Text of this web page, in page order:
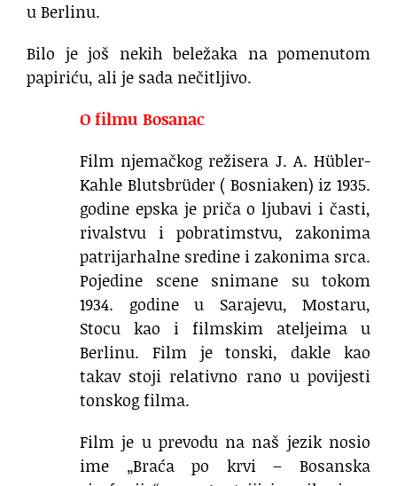
u Berlinu.
Bilo je još nekih beležaka na pomenutom
papiriću, ali je sada nečitljivo.
O filmu Bosanac
Film njemačkog režisera J. A. Hübler-
Kahle Blutsbrüder ( Bosniaken) iz 1935.
godine epska je priča o ljubavi i časti,
rivalstvu i pobratimstvu, zakonima
patrijarhalne sredine i zakonima srca.
Pojedine scene snimane su tokom
1934. godine u Sarajevu, Mostaru,
Stocu kao i filmskim ateljeima u
Berlinu. Film je tonski, dakle kao
takav stoji relativno rano u povijesti
tonskog filma.
Film je u prevodu na naš jezik nosio
ime „Braća po krvi – Bosanska